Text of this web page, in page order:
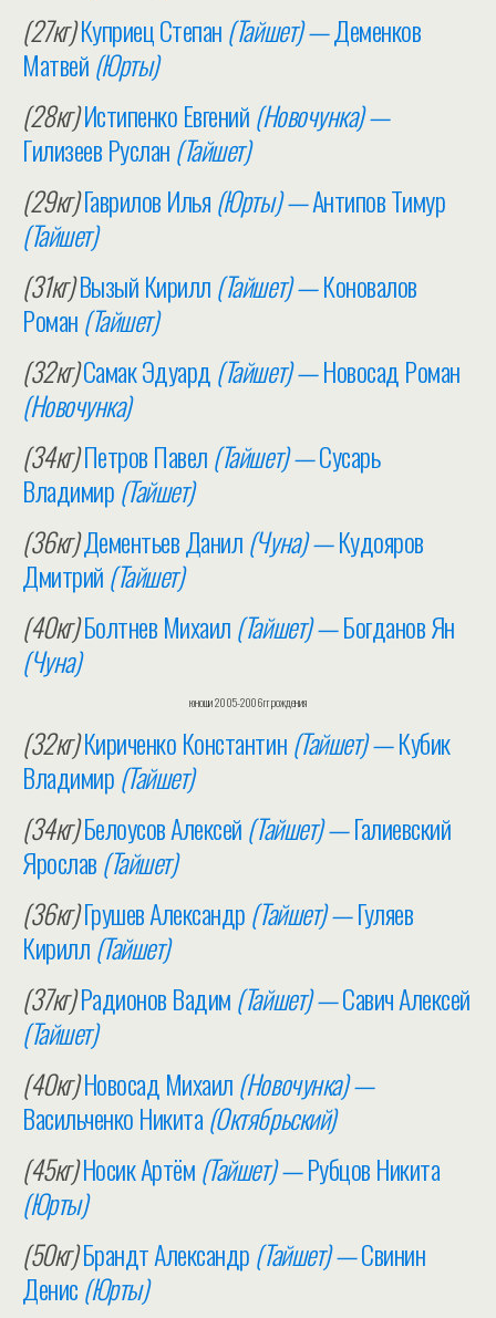
(27кг)Куприец Степан(Тайшет) —Деменков
Матвей(Юрты)
(28кг)Истипенко Евгений(Новочунка) —
Гилизеев Руслан(Тайшет)
(29кг)Гаврилов Илья(Юрты) —Антипов Тимур
(Тайшет)
(31кг)Вызый Кирилл(Тайшет) —Коновалов
Роман(Тайшет)
(32кг)Самак Эдуард(Тайшет) —Новосад Роман
(Новочунка)
(34кг)Петров Павел(Тайшет) —Сусарь
Владимир(Тайшет)
(36кг)Дементьев Данил(Чуна) —Кудояров
Дмитрий(Тайшет)
(40кг)Болтнев Михаил(Тайшет) —Богданов Ян
(Чуна)
юноши 2005-2006гг.рождения
(32кг)Кириченко Константин(Тайшет) —Кубик
Владимир(Тайшет)
(34кг)Белоусов Алексей(Тайшет) —Галиевский
Ярослав(Тайшет)
(36кг)Грушев Александр(Тайшет) —Гуляев
Кирилл(Тайшет)
(37кг)Радионов Вадим(Тайшет) —Савич Алексей
(Тайшет)
(40кг)Новосад Михаил(Новочунка) —
Васильченко Никита(Октябрьский)
(45кг)Носик Артём(Тайшет) —Рубцов Никита
(Юрты)
(50кг)Брандт Александр(Тайшет) —Свинин
Денис(Юрты)